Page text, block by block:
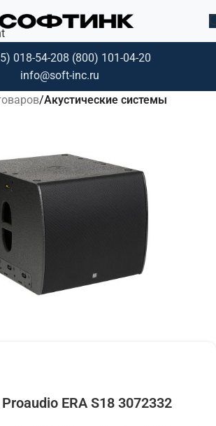
018-54-208 (800) 101-04-20
info@soft-inc.ru
Акустические системы
ERA S18 3072332